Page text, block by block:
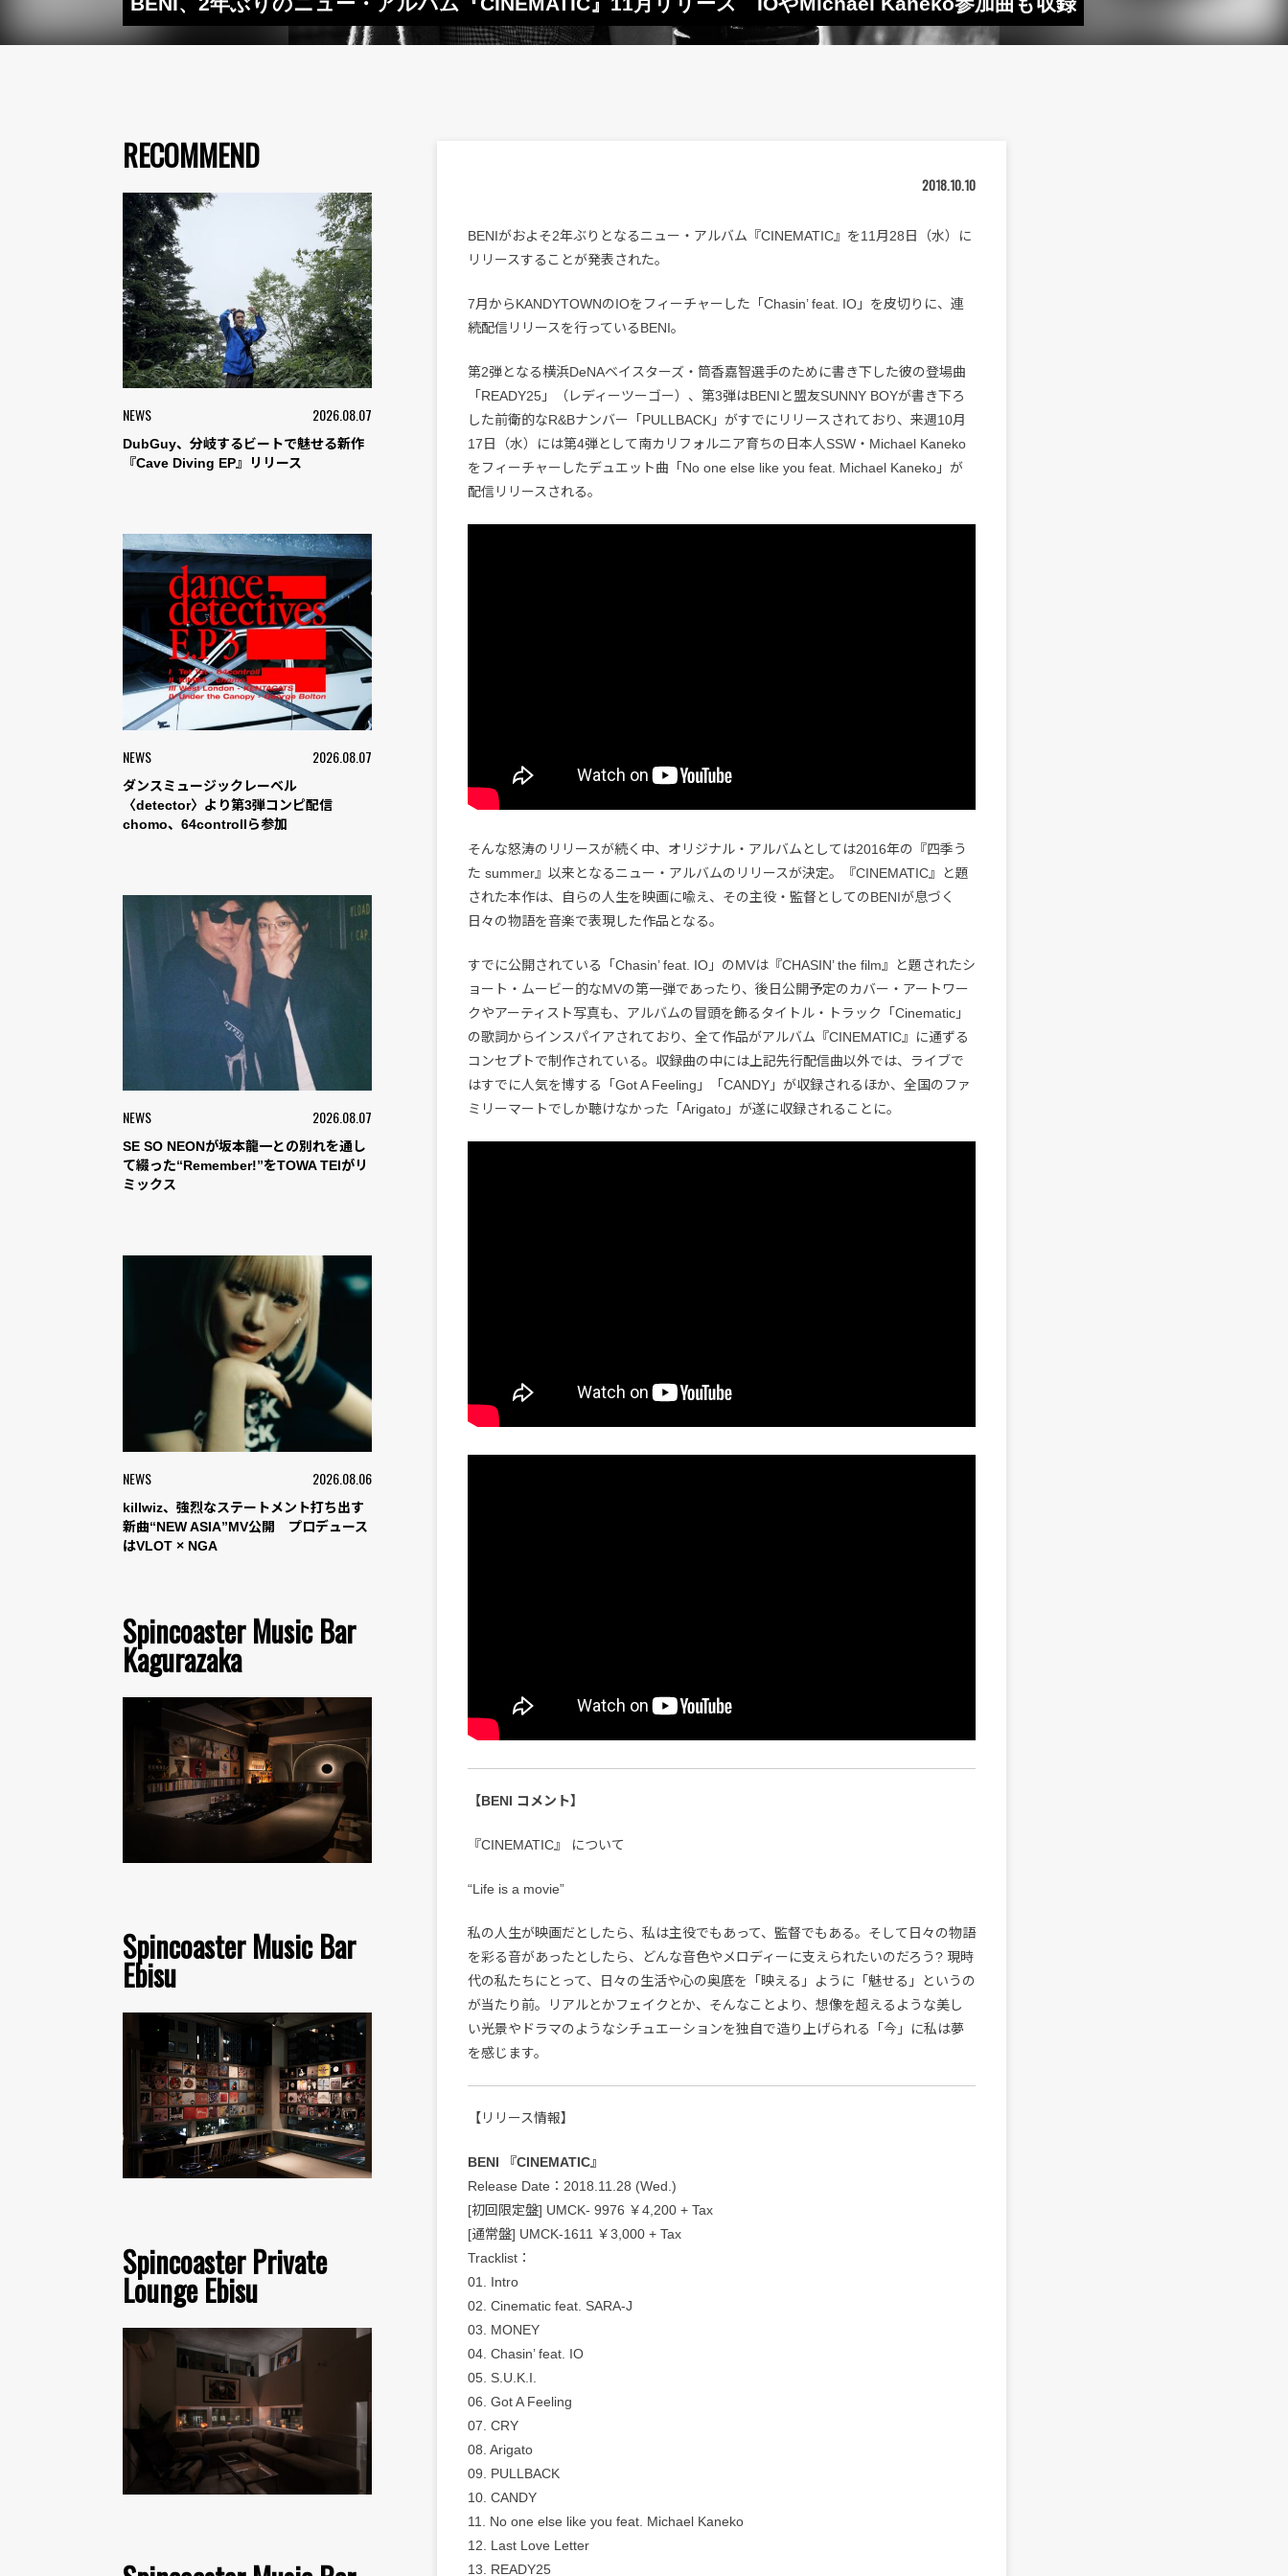
RECOMMEND
NEWS 2026.08.07
DubGuy、分岐するビートで魅せる新作
『Cave Diving EP』リリース
NEWS 2026.08.07
ダンスミュージックレーベル
〈detector〉より第3弾コンピ配信
chomo、64controllら参加
NEWS 2026.08.07
SE SO NEONが坂本龍一との別れを通し
て綴った“Remember!”をTOWA TEIがリ
ミックス
NEWS 2026.08.06
killwiz、強烈なステートメント打ち出す
新曲“NEW ASIA”MV公開 プロデュース
はVLOT × NGA
Spincoaster Music Bar
Kagurazaka
Spincoaster Music Bar
Ebisu
Spincoaster Private
Lounge Ebisu
2018.10.10
BENIがおよそ2年ぶりとなるニュー・アルバム『CINEMATIC』を11月28日（水）に
リリースすることが発表された。
7月からKANDYTOWNのIOをフィーチャーした「Chasin’ feat. IO」を皮切りに、連
続配信リリースを行っているBENI。
第2弾となる横浜DeNAベイスターズ・筒香嘉智選手のために書き下した彼の登場曲
「READY25」（レディーツーゴー）、第3弾はBENIと盟友SUNNY BOYが書き下ろ
した前衛的なR&Bナンバー「PULLBACK」がすでにリリースされており、来週10月
17日（水）には第4弾として南カリフォルニア育ちの日本人SSW・Michael Kaneko
をフィーチャーしたデュエット曲「No one else like you feat. Michael Kaneko」が
配信リリースされる。
そんな怒涛のリリースが続く中、オリジナル・アルバムとしては2016年の『四季う
た summer』以来となるニュー・アルバムのリリースが決定。『CINEMATIC』と題
された本作は、自らの人生を映画に喩え、その主役・監督としてのBENIが息づく
日々の物語を音楽で表現した作品となる。
すでに公開されている「Chasin’ feat. IO」のMVは『CHASIN’ the film』と題されたシ
ョート・ムービー的なMVの第一弾であったり、後日公開予定のカバー・アートワー
クやアーティスト写真も、アルバムの冒頭を飾るタイトル・トラック「Cinematic」
の歌詞からインスパイアされており、全て作品がアルバム『CINEMATIC』に通ずる
コンセプトで制作されている。収録曲の中には上記先行配信曲以外では、ライブで
はすでに人気を博する「Got A Feeling」「CANDY」が収録されるほか、全国のファ
ミリーマートでしか聴けなかった「Arigato」が遂に収録されることに。
【BENI コメント】
『CINEMATIC』 について
“Life is a movie”
私の人生が映画だとしたら、私は主役でもあって、監督でもある。そして日々の物語
を彩る音があったとしたら、どんな音色やメロディーに支えられたいのだろう? 現時
代の私たちにとって、日々の生活や心の奥底を「映える」ように「魅せる」というの
が当たり前。リアルとかフェイクとか、そんなことより、想像を超えるような美し
い光景やドラマのようなシチュエーションを独自で造り上げられる「今」に私は夢
を感じます。
【リリース情報】
BENI 『CINEMATIC』
Release Date：2018.11.28 (Wed.)
[初回限定盤] UMCK- 9976 ￥4,200 + Tax
[通常盤] UMCK-1611 ￥3,000 + Tax
Tracklist：
01. Intro
02. Cinematic feat. SARA-J
03. MONEY
04. Chasin’ feat. IO
05. S.U.K.I.
06. Got A Feeling
07. CRY
08. Arigato
09. PULLBACK
10. CANDY
11. No one else like you feat. Michael Kaneko
12. Last Love Letter
13. READY25